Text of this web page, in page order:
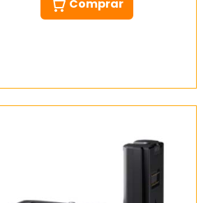
Comprar